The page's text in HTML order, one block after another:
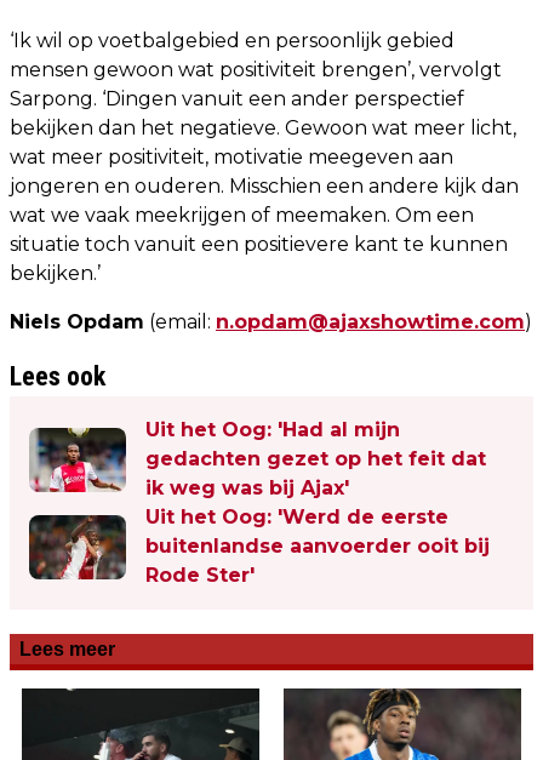
‘Ik wil op voetbalgebied en persoonlijk gebied
mensen gewoon wat positiviteit brengen’, vervolgt
Sarpong. ‘Dingen vanuit een ander perspectief
bekijken dan het negatieve. Gewoon wat meer licht,
wat meer positiviteit, motivatie meegeven aan
jongeren en ouderen. Misschien een andere kijk dan
wat we vaak meekrijgen of meemaken. Om een
situatie toch vanuit een positievere kant te kunnen
bekijken.’
Niels Opdam (email: n.opdam@ajaxshowtime.com)
Lees ook
Uit het Oog: 'Had al mijn
gedachten gezet op het feit dat
ik weg was bij Ajax'
Uit het Oog: 'Werd de eerste
buitenlandse aanvoerder ooit bij
Rode Ster'